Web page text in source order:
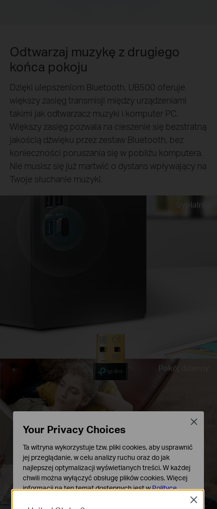
Odtwarzaj muzykę z drugiego
końca pokoju
Dzięki ulepszeniom Bluetooth, UB500 oferuje
większy zasięg transmisji między urządzeniami
takimi jak odtwarzacz muzyki i komputer PC.
Większy zasięg pozwala na cieszenie się bezstratną
jakością dźwięku przez zestaw Bluetooth, bez
konieczności poruszania się w pobliżu komputera.
Nie musisz się już martwić o dystans wpływający na
Twoje słuchanie muzyki.
Sypialnia
Pokój dzienny
Close
Your Privacy Choices
Ta witryna wykorzystuje tzw. pliki cookies, aby usprawnić
jej przeglądanie, w celu analizy ruchu oraz do jak
najlepszej optymalizacji wyświetlanych treści. W każdej
chwili można wyłączyć obsługę plików cookies. Więcej
informacji na ten temat dostępnych jest wPolityce
Close